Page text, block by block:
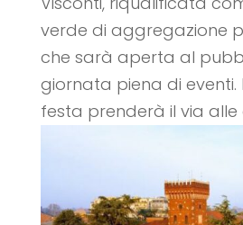
verde di aggregazione
che sarà aperta al
giornata piena di
festa prenderà il via alle